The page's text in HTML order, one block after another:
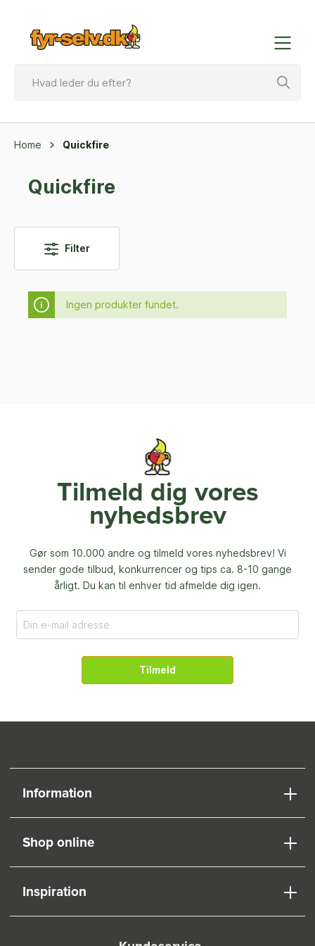
Home Quickfire
Quickfire
Filter
Ingen produkter fundet.
Tilmeld dig vores
nyhedsbrev
Gør som 10.000 andre og tilmeld vores nyhedsbrev! Vi
sender gode tilbud, konkurrencer og tips ca. 8-10 gange
årligt. Du kan til enhver tid afmelde dig igen.
Tilmeld
Information
Shop online
Inspiration